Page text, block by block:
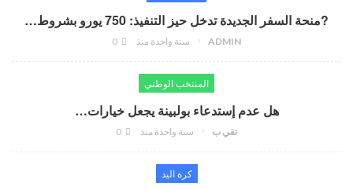
?منحة السفر الجديدة تدخل حيز التنفيذ: 750 يورو بشروط…
ADMIN سنة واحدة منذ
المنتخب الوطني
هل عدم إستدعاء بولبينة يجعل خيارات…
تقي ب سنة واحدة منذ
كرة اليد